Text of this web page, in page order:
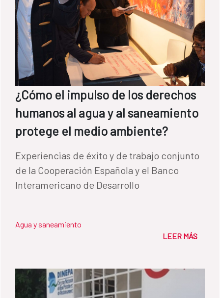
¿Cómo el impulso de los derechos
humanos al agua y al saneamiento
protege el medio ambiente?
Experiencias de éxito y de trabajo conjunto
de la Cooperación Española y el Banco
Interamericano de Desarrollo
Agua y saneamiento
LEER MÁS